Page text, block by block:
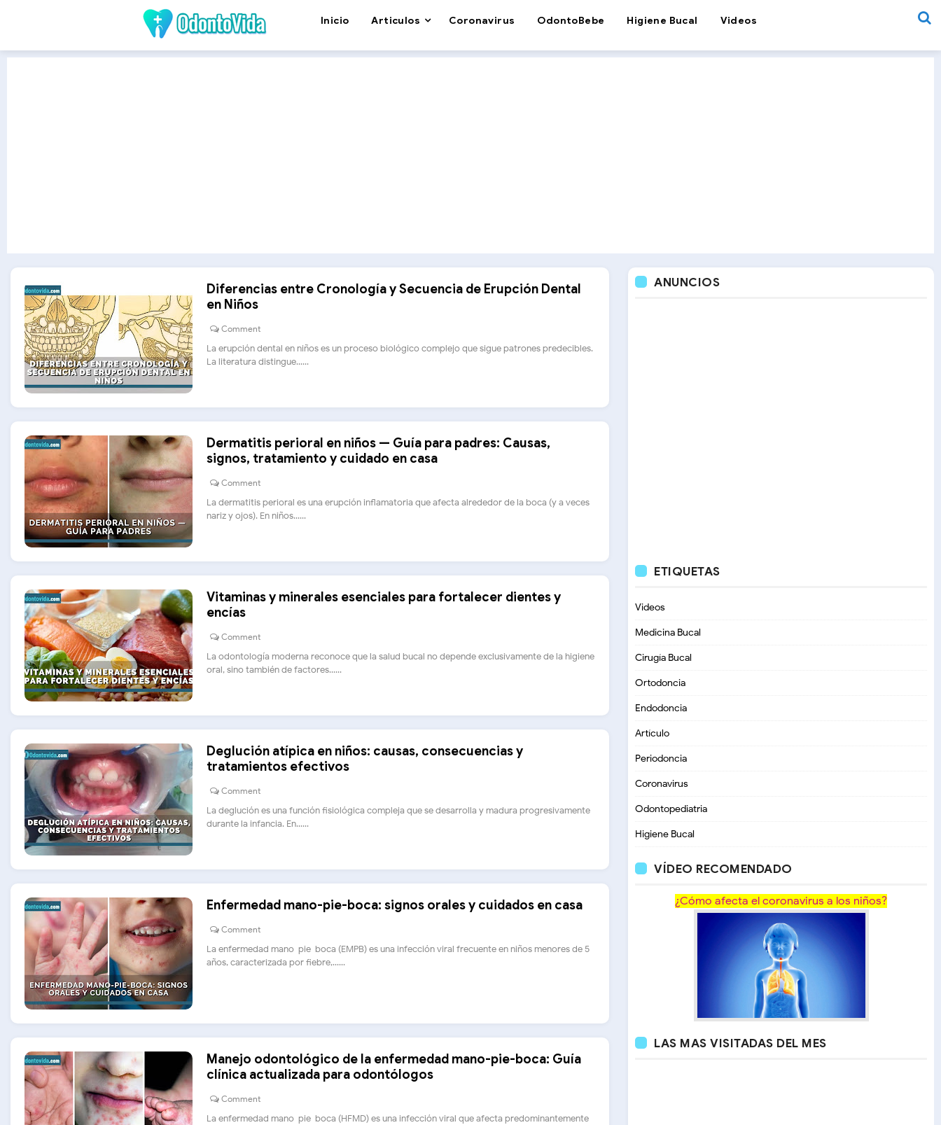
Inicio Articulos Coronavirus OdontoBebe Higiene Bucal Videos
Diferencias entre Cronología y Secuencia de Erupción Dental
en Niños
Comment
La erupción dental en niños es un proceso biológico complejo que sigue patrones predecibles.
La literatura distingue......
Dermatitis perioral en niños — Guía para padres: Causas,
signos, tratamiento y cuidado en casa
Comment
La dermatitis perioral es una erupción inflamatoria que afecta alrededor de la boca (y a veces
nariz y ojos). En niños......
Vitaminas y minerales esenciales para fortalecer dientes y
encías
Comment
La odontología moderna reconoce que la salud bucal no depende exclusivamente de la higiene
oral, sino también de factores......
Deglución atípica en niños: causas, consecuencias y
tratamientos efectivos
Comment
La deglución es una función fisiológica compleja que se desarrolla y madura progresivamente
durante la infancia. En......
Enfermedad mano-pie-boca: signos orales y cuidados en casa
Comment
La enfermedad mano-pie-boca (EMPB) es una infección viral frecuente en niños menores de 5
años, caracterizada por fiebre,......
Manejo odontológico de la enfermedad mano-pie-boca: Guía
clínica actualizada para odontólogos
Comment
La enfermedad mano-pie-boca (HFMD) es una infección viral que afecta predominantemente
ANUNCIOS
ETIQUETAS
Videos
Medicina Bucal
Cirugía Bucal
Ortodoncia
Endodoncia
Artículo
Periodoncia
Coronavirus
Odontopediatria
Higiene Bucal
VÍDEO RECOMENDADO
¿Cómo afecta el coronavirus a los niños?
LAS MAS VISITADAS DEL MES